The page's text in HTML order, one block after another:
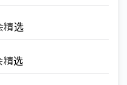
精选
精选